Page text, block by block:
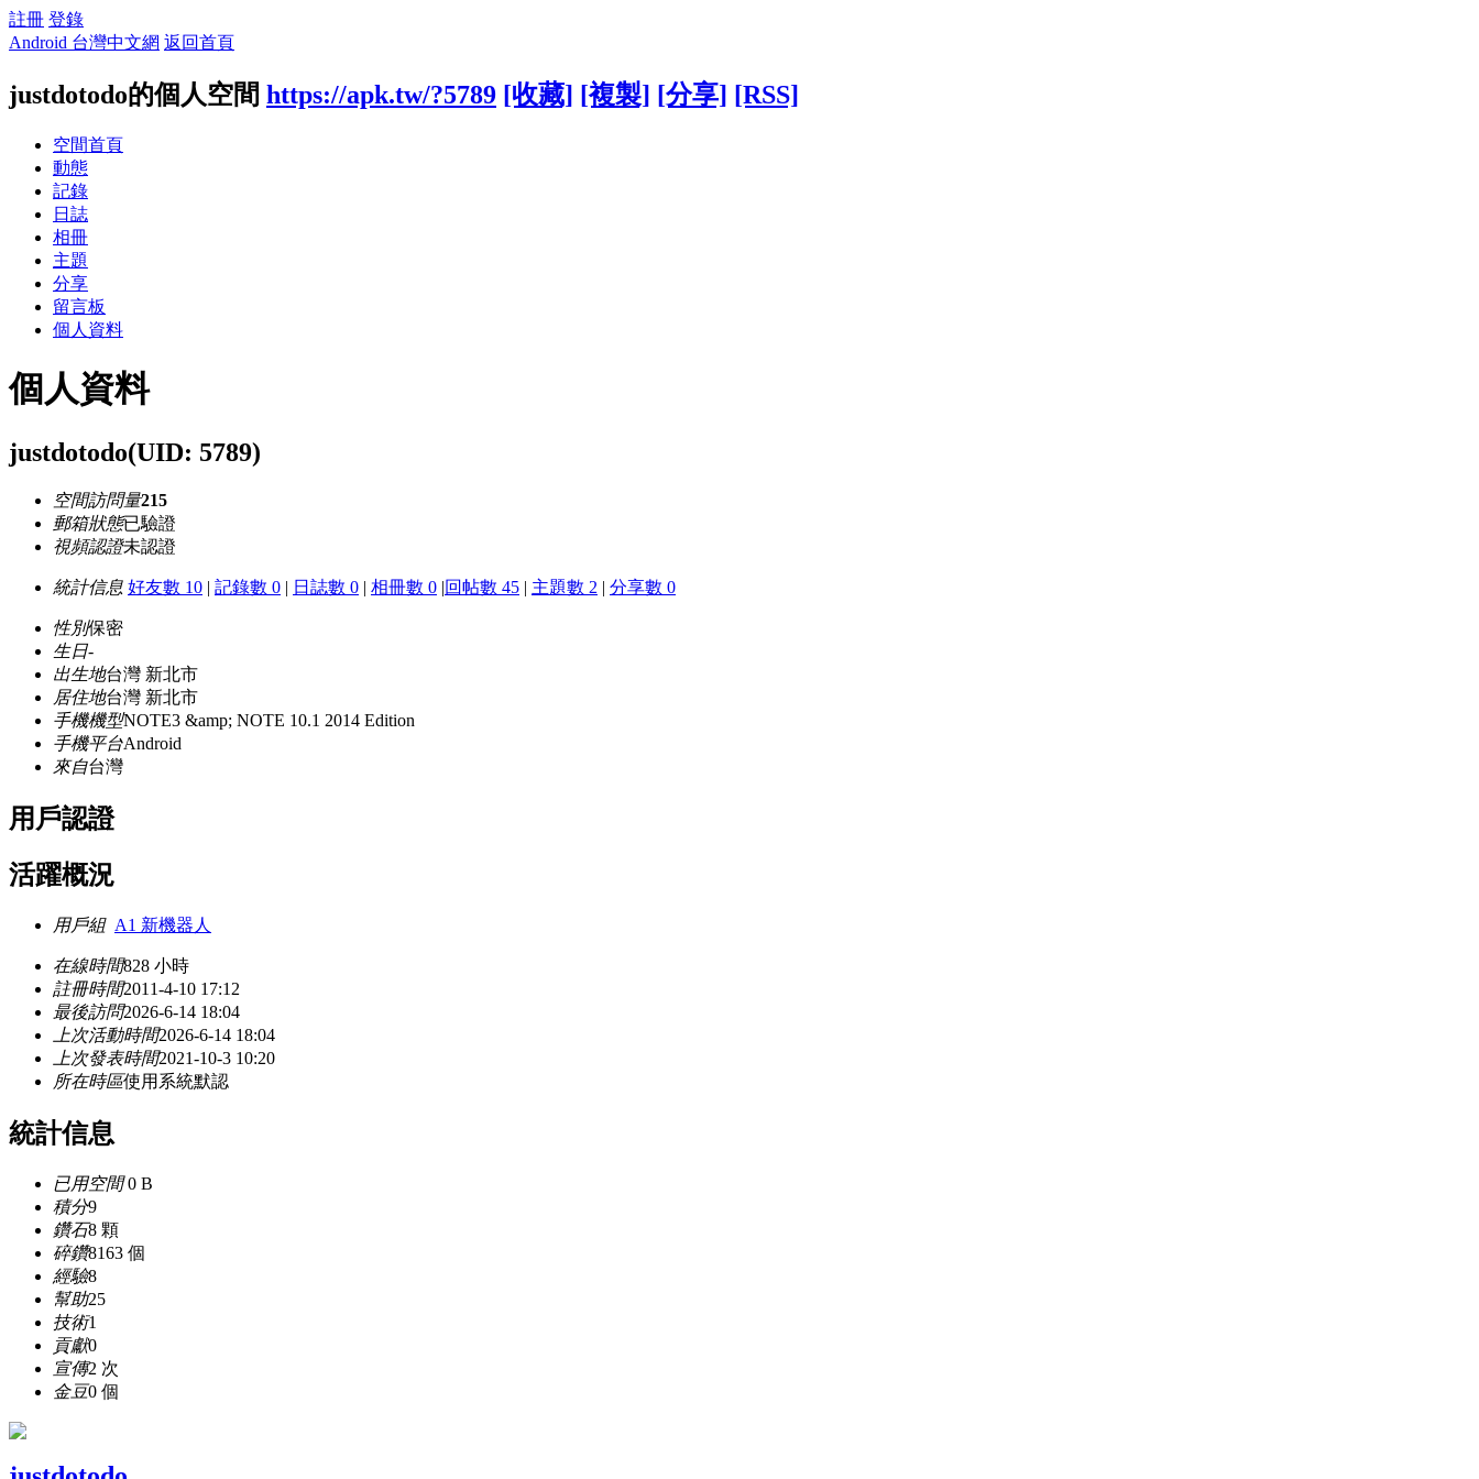
註冊 登錄
Android 台灣中文網 返回首頁
justdotodo的個人空間 https://apk.tw/?5789 [收藏] [複製] [分享] [RSS]
空間首頁
動態
記錄
日誌
相冊
主題
分享
留言板
個人資料
個人資料
justdotodo(UID: 5789)
空間訪問量215
郵箱狀態已驗證
視頻認證未認證
統計信息 好友數 10 | 記錄數 0 | 日誌數 0 | 相冊數 0 |回帖數 45 | 主題數 2 | 分享數 0
性別保密
生日-
出生地台灣 新北市
居住地台灣 新北市
手機機型NOTE3 &amp; NOTE 10.1 2014 Edition
手機平台Android
來自台灣
用戶認證
活躍概況
用戶組 A1 新機器人
在線時間828 小時
註冊時間2011-4-10 17:12
最後訪問2026-6-14 18:04
上次活動時間2026-6-14 18:04
上次發表時間2021-10-3 10:20
所在時區使用系統默認
統計信息
已用空間0 B
積分9
鑽石8 顆
碎鑽8163 個
經驗8
幫助25
技術1
貢獻0
宣傳2 次
金豆0 個